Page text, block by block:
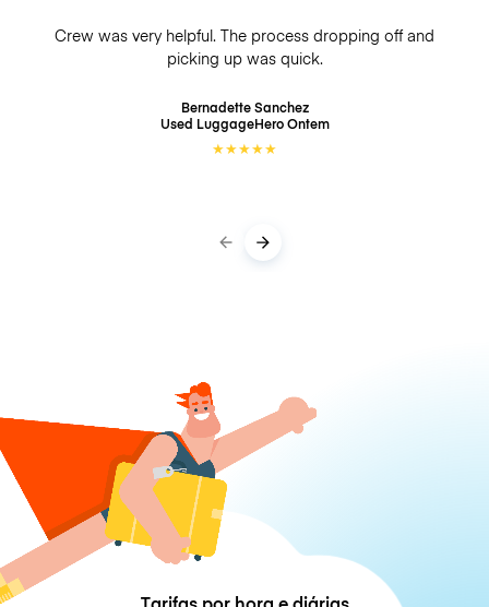
Crew was very helpful. The process dropping off and
picking up was quick.
Bernadette Sanchez
Used LuggageHeroOntem
★★★★★